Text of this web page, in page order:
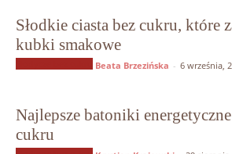
Słodkie ciasta bez cukru, które
kubki smakowe
Beata Brzezińska - 6 września,
Najlepsze batoniki
cukru